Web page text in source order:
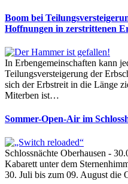
Boom bei
Hoffnungen in zerstrittenen
In Erbengemeinschaften kann
Teilungsversteigerung der
sich der Erbstreit in die Länge
Miterben ist…
Sommer-Open-Air im
Schlossnächte Oberhausen -
Kabarett unter dem
30. Juli bis zum 09. August die